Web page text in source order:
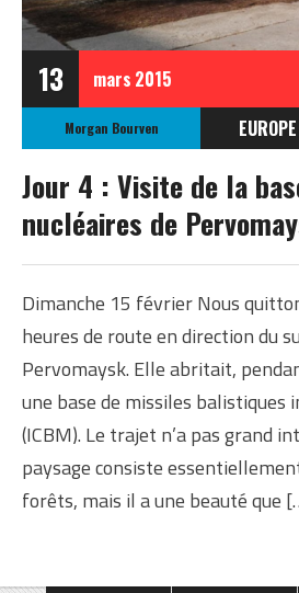
13 mars 2015
Morgan Bourven
EUROPE
UKRAINE
Jour 4 : Visite de la
nucléaires de
Dimanche 15 février Nous
heures de route en direction du
Pervomaysk. Elle abritait,
une base de missiles
(ICBM). Le trajet n’a pas grand
paysage consiste
forêts, mais il a une beauté que